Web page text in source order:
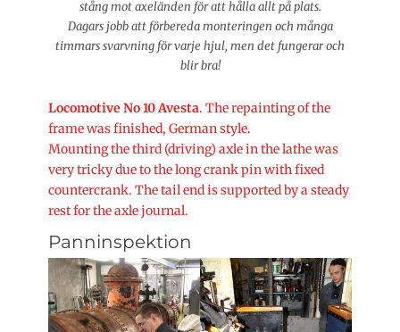
stång mot axeländen för att hålla allt på plats.
Dagars jobb att förbereda monteringen och många
timmars svarvning för varje hjul, men det fungerar och
blir bra!
Locomotive No 10 Avesta. The repainting of the
frame was finished, German style.
Mounting the third (driving) axle in the lathe was
very tricky due to the long crank pin with fixed
countercrank. The tail end is supported by a steady
rest for the axle journal.
Panninspektion